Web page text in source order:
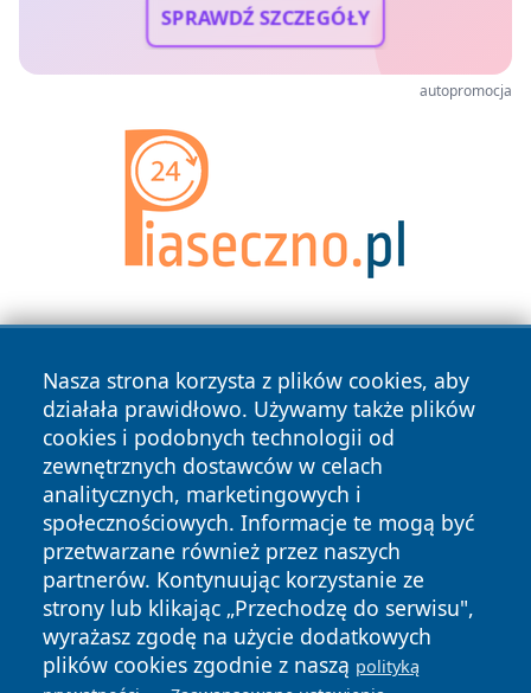
SPRAWDŹ SZCZEGÓŁY
autopromocja
Nasza strona korzysta z plików cookies, aby
działała prawidłowo. Używamy także plików
cookies i podobnych technologii od
zewnętrznych dostawców w celach
analitycznych, marketingowych i
społecznościowych. Informacje te mogą być
przetwarzane również przez naszych
partnerów. Kontynuując korzystanie ze
strony lub klikając „Przechodzę do serwisu",
wyrażasz zgodę na użycie dodatkowych
plików cookies zgodnie z naszą polityką
Copyright © 2026 myslowicki24.pl Wszystkie prawa
zastrzeżone.
News Autorzy
Polityka
Prywatności
Polityka
Cookies